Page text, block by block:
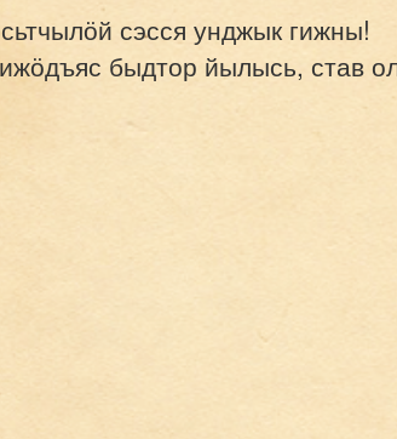
сэсся унджык гижны!
быдтор йылысь, став